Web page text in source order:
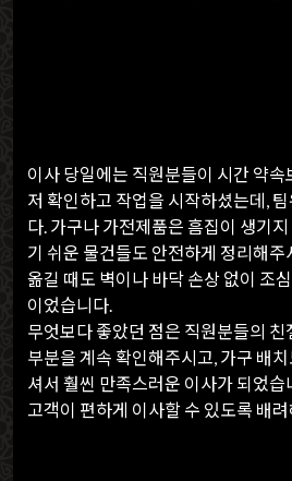
이사 당일에는 직원분들이 시간 약
저 확인하고 작업을 시작하셨는데,
다. 가구나 가전제품은 흠집이 생기
기 쉬운 물건들도 안전하게 정리해
옮길 때도 벽이나 바닥 손상 없이 조
이었습니다.
무엇보다 좋았던 점은 직원분들의
부분을 계속 확인해주시고, 가구 배
셔서 훨씬 만족스러운 이사가 되었
고객이 편하게 이사할 수 있도록 배